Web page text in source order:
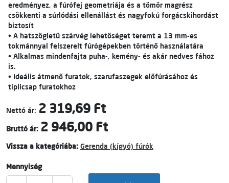
eredményez, a fúrófej geometriája és a tömör magrész
csökkenti a súrlódási ellenállást és nagyfokú forgácskihordást
biztosít
• A hatszögletű szárvég lehetőséget teremt a 13 mm-es
tokmánnyal felszerelt fúrógépekben történő használatára
• Alkalmas mindenfajta puha-, kemény- és akár nedves fához
is.
• Ideális átmenő furatok, szarufaszegek előfúrásához és
tiplicsap furatokhoz
Nettó ár: 2 319,69 Ft
Bruttó ár: 2 946,00 Ft
Vissza a kategóriába: Gerenda (kígyó) fúrók
Mennyiség